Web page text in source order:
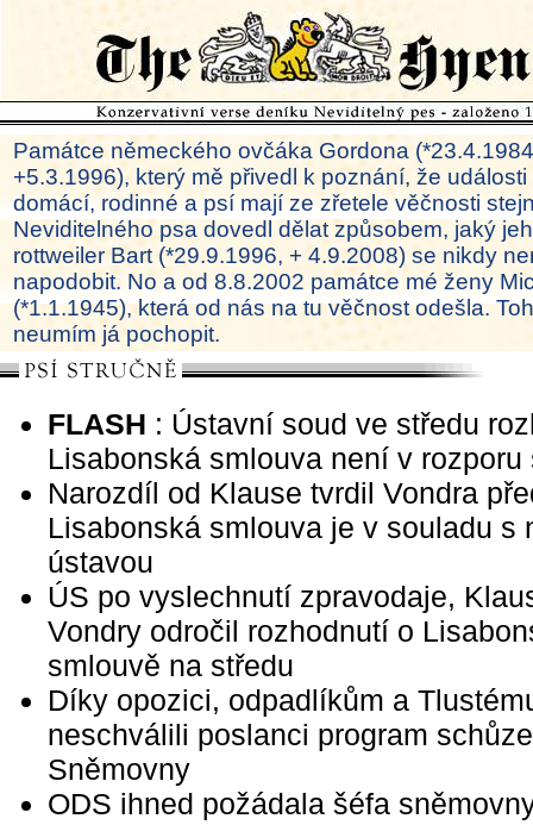
Památce německého ovčáka Gordona
+5.3.1996), který mě přivedl k poznání, že
domácí, rodinné a psí mají ze zřetele věčnosti
Neviditelného psa dovedl dělat způsobem, jaký
rottweiler Bart (*29.9.1996, + 4.9.2008) se nikdy
napodobit. No a od 8.8.2002 památce mé ženy
(*1.1.1945), která od nás na tu věčnost odešla.
neumím já pochopit.
FLASH : Ústavní soud ve středu
Lisabonská smlouva není v rozporu
Narozdíl od Klause tvrdil Vondra
Lisabonská smlouva je v souladu s
ústavou
ÚS po vyslechnutí zpravodaje,
Vondry odročil rozhodnutí o
smlouvě na středu
Díky opozici, odpadlíkům a
neschválili poslanci program schůze
Sněmovny
ODS ihned požádala šéfa